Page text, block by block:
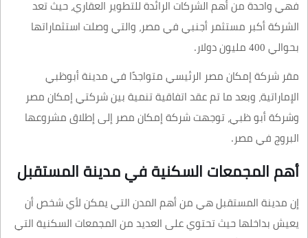
فهي واحدة من أهم الشركات الرائدة للتطوير العقاري، حيث تعد
الشركة أكبر مستثمر أجنبي في مصر، والتي وصلت استثماراتها
بحوالي 400 مليون دولار.
مقر شركة إمكان مصر الرئيسي متواجدًا في مدينة أبوظبي
الإماراتية، وبعد ما تم عقد اتفاقية تنمية بين شركتي إمكان مصر
وشركة أبو ظبي، توجهت شركة إمكان مصر إلى إطلاق مشروعها
البروج في مصر.
أهم المجمعات السكنية في مدينة المستقبل
إن مدينة المستقبل هي من أهم المدن التي يمكن لأي شخص أن
يعيش بداخلها حيث تحتوي على العديد من المجمعات السكنية التي